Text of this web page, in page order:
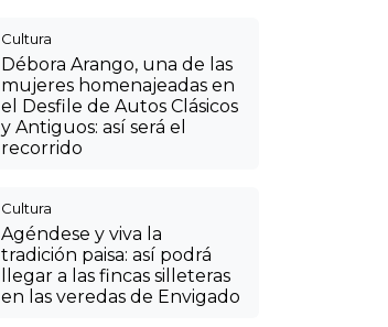
Cultura
Débora Arango, una de las
mujeres homenajeadas en
el Desfile de Autos Clásicos
y Antiguos: así será el
recorrido
Cultura
Agéndese y viva la
tradición paisa: así podrá
llegar a las fincas silleteras
en las veredas de Envigado